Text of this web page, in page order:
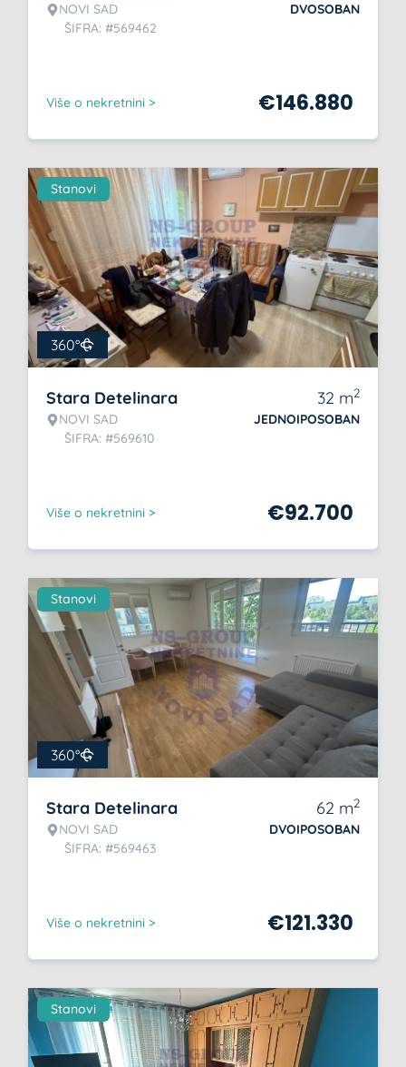
NOVI SAD
ŠIFRA: #569462
DVOSOBAN
Više o nekretnini > €146.880
Stanovi
360°
Stara Detelinara
NOVI SAD
ŠIFRA: #569610
32 m2
JEDNOIPOSOBAN
Više o nekretnini > €92.700
Stanovi
360°
Stara Detelinara
NOVI SAD
ŠIFRA: #569463
62 m2
DVOIPOSOBAN
Više o nekretnini > €121.330
Stanovi